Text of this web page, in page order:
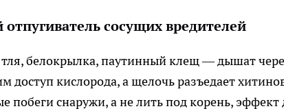
сосущих вредителей
белокрылка, паутинный клещ — дышат
доступ кислорода, а щелочь разъедает
побеги снаружи, а не лить под корень, эффект